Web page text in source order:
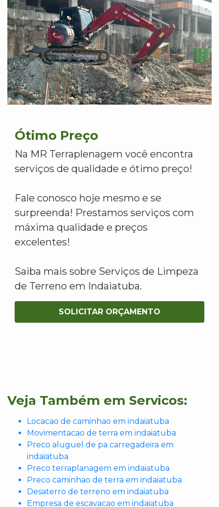
Ótimo Preço
Na MR Terraplenagem você encontra
serviços de qualidade e ótimo preço!
Fale conosco hoje mesmo e se
surpreenda! Prestamos serviços com
máxima qualidade e preços
excelentes!
Saiba mais sobre Serviços de Limpeza
de Terreno em Indaiatuba.
SOLICITAR ORÇAMENTO
Veja Também em Servicos:
Locacao de caminhao em indaiatuba
Movimentacao de terra em indaiatuba
Preco aluguel de pa carregadeira em
indaiatuba
Preco terraplanagem em indaiatuba
Preco caminhao de terra em indaiatuba
Desaterro de terreno em indaiatuba
Empresa de escavacao em indaiatuba